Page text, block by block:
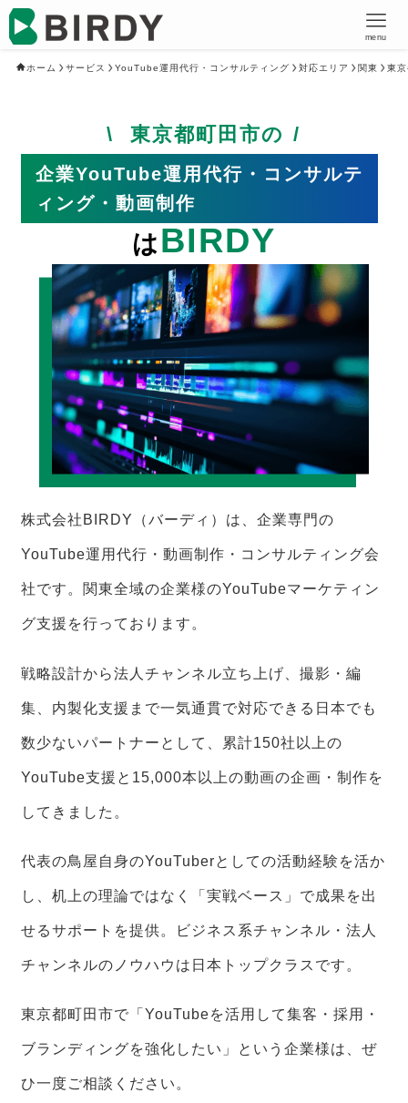
menu
ホーム サービス YouTube運用代行・コンサルティング 対応エリア 関東 東
東京都町田市の
企業YouTube運用代行・コンサルテ
ィング・動画制作
はBIRDY
株式会社BIRDY（バーディ）は、企業専門の
YouTube運用代行・動画制作・コンサルティング会
社です。関東全域の企業様のYouTubeマーケティン
グ支援を行っております。
戦略設計から法人チャンネル立ち上げ、撮影・編
集、内製化支援まで一気通貫で対応できる日本でも
数少ないパートナーとして、累計150社以上の
YouTube支援と15,000本以上の動画の企画・制作を
してきました。
代表の鳥屋自身のYouTuberとしての活動経験を活か
し、机上の理論ではなく「実戦ベース」で成果を出
せるサポートを提供。ビジネス系チャンネル・法人
チャンネルのノウハウは日本トップクラスです。
東京都町田市で「YouTubeを活用して集客・採用・
ブランディングを強化したい」という企業様は、ぜ
ひ一度ご相談ください。